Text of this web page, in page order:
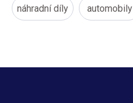
náhradní díly automobily